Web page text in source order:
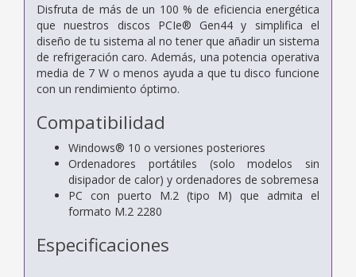
Disfruta de más de un 100 % de eficiencia energética
que nuestros discos PCIe® Gen44 y simplifica el
diseño de tu sistema al no tener que añadir un sistema
de refrigeración caro. Además, una potencia operativa
media de 7 W o menos ayuda a que tu disco funcione
con un rendimiento óptimo.
Compatibilidad
Windows® 10 o versiones posteriores
Ordenadores portátiles (solo modelos sin
disipador de calor) y ordenadores de sobremesa
PC con puerto M.2 (tipo M) que admita el
formato M.2 2280
Especificaciones